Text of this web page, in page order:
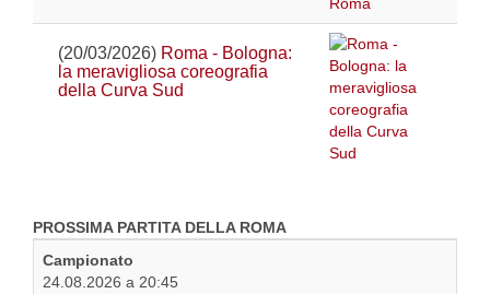
(20/03/2026) Roma - Bologna:
la meravigliosa coreografia
della Curva Sud
PROSSIMA PARTITA DELLA ROMA
Campionato
24.08.2026 a 20:45